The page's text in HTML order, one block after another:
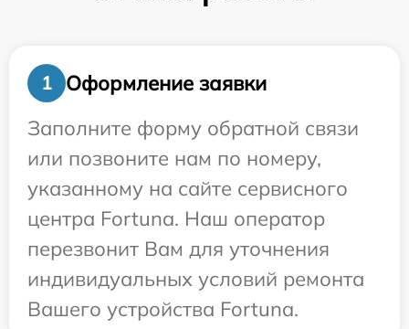
1
Оформление заявки
Заполните форму обратной связи
или позвоните нам по номеру,
указанному на сайте сервисного
центра Fortuna. Наш оператор
перезвонит Вам для уточнения
индивидуальных условий ремонта
Вашего устройства Fortuna.